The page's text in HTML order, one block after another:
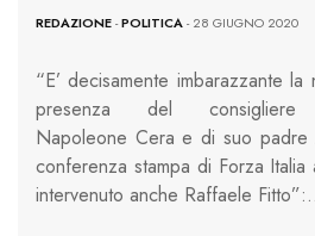
REDAZIONE-POLITICA- 28 GIUGNO 2020
“E’ decisamente imbarazzante la
presenza del consigliere
Napoleone Cera e di suo padre
conferenza stampa di Forza
intervenuto anche Raffaele